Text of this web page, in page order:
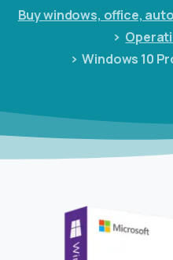
Buy windows, office,
Windows 10